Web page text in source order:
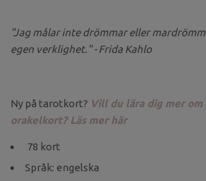
"Jag målar inte drömmar eller
egen verklighet." - Frida Kahlo
Ny på tarotkort? Vill du lära dig mer
orakelkort? Läs mer här
78 kort
Språk: engelska